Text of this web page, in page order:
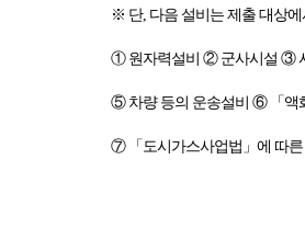
※ 단, 다음 설비는 제출 대상에
① 원자력설비 ② 군사시설 ③
⑤ 차량 등의 운송설비 ⑥ 「액
⑦ 「도시가스사업법」에 따른